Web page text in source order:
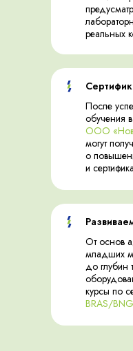
реальных
После
обучения
ООО
могут
о
и
От основ
младших
до глубин
курсы по
BRAS/BNG